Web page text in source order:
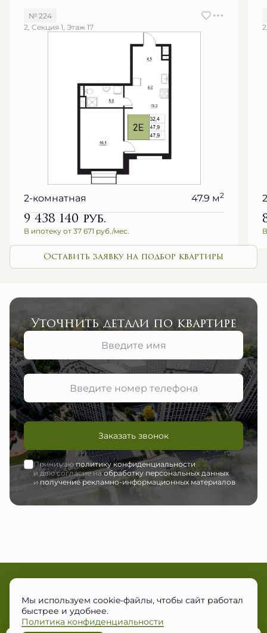
№ 224
2, Секция 1, Этаж 17
2-комнатная 47.9 м2
9 438 140руб.
В ипотеку от 37 671 руб./мес.
Оставить заявку на подбор квартиры
Уточнить детали по квартире
Заказать звонок
Принимаюполитику конфиденциальности
и даю согласие наобработку персональных данных
иполучение рекламно-информационных материалов
+7 (495) 150-44-01
Московская обл., округ Одинцовский, пос. Большие Вязёмы, ул.
Городок-17
Мы используем cookie-файлы, чтобы сайт работал
быстрее и удобнее.
Политика конфиденциальности